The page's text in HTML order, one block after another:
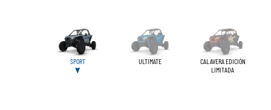
SPORT ULTIMATE
CALAVERA EDICIÓN
LIMITADA